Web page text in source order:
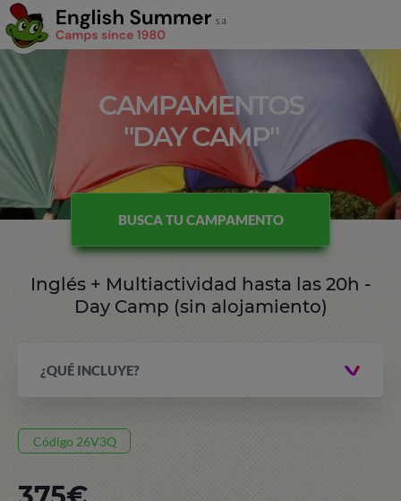
CAMPAMENTOS
"DAY CAMP"
BUSCA TU CAMPAMENTO
Inglés + Multiactividad hasta las 20h -
Day Camp (sin alojamiento)
¿QUÉ INCLUYE?
Código 26V3Q